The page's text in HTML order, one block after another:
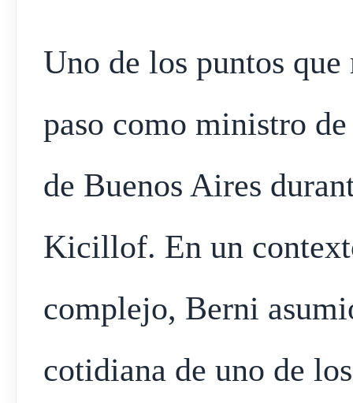
Uno de los puntos
paso como ministro
de Buenos Aires
Kicillof. En un
complejo, Berni
cotidiana de uno de